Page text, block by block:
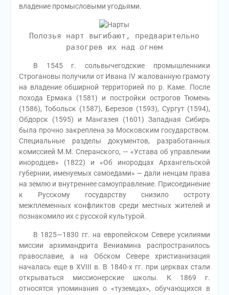
владение промысловыми угодьями.
Полозья нарт выгибают, предварительно
разогрев их над огнем
В 1545 г. сольвычегодские промышленники
Строгановы получили от Ивана IV жалованную грамоту
на владение обширной территорией по р. Каме. После
похода Ермака (1581) и постройки острогов Тюмень
(1586), Тобольск (1587), Березов (1593), Сургут (1594),
Обдорск (1595) и Мангазея (1601) Западная Сибирь
была прочно закреплена за Московским государством.
Специальные разделы документов, разработанных
комиссией М.М. Сперанского, — «Устава об управлении
инородцев» (1822) и «Об инородцах Архангельской
губернии, именуемых самоедами» — дали ненцам права
на землю и внутреннее самоуправление. Присоединение
к Русскому государству снизило остроту
межплеменных конфликтов среди местных жителей и
познакомило их с русской культурой.
В 1825—1830 гг. на европейском Севере усилиями
миссии архимандрита Вениамина распространилось
православие, а на Обском Севере христианизация
началась еще в XVIII в. В 1840-х гг. при церквах стали
открываться миссионерские школы. К 1869 г.
относятся упоминания о «туземцах», обучающихся в